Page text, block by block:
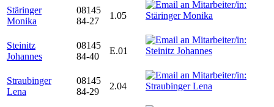
Stäringer
Monika
08145
84-27
1.05
Steinitz
Johannes
08145
84-40
E.01
Straubinger
Lena
08145
84-29
2.04